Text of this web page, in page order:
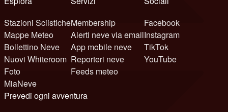
Stazioni Sciistiche
Mappe Meteo
Bollettino Neve
Nuovi Whiteroom
Foto
MiaNeve
Membership
Alerti neve via email
App mobile neve
Reporteri neve
Feeds meteo
Facebook
Instagram
TikTok
YouTube
Prevedi ogni avventura